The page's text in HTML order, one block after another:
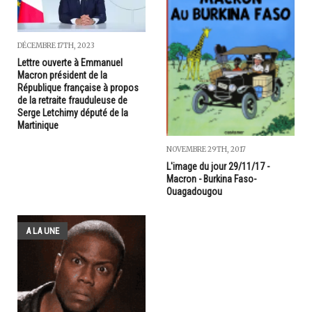
DÉCEMBRE 17TH, 2023
Lettre ouverte à Emmanuel
Macron président de la
République française à propos
de la retraite frauduleuse de
Serge Letchimy député de la
Martinique
NOVEMBRE 29TH, 2017
L'image du jour 29/11/17 -
Macron - Burkina Faso-
Ouagadougou
A LA UNE